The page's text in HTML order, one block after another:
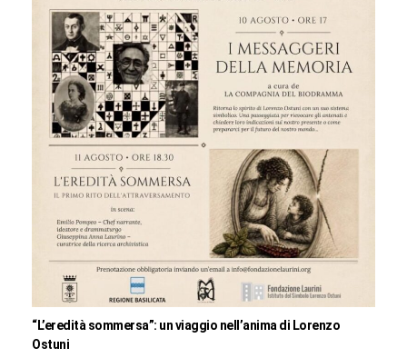
“L’eredità sommersa”: un viaggio nell’anima di Lorenzo
Ostuni